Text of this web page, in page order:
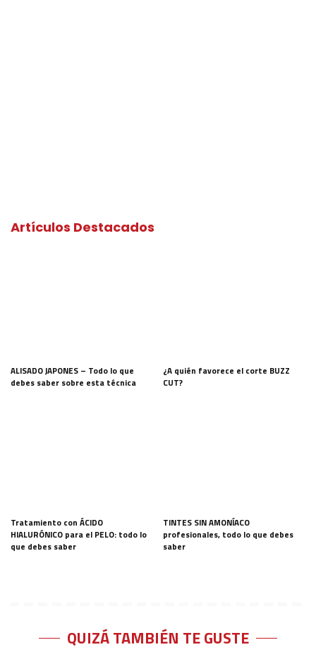
Artículos Destacados
ALISADO JAPONES – Todo lo que
debes saber sobre esta técnica
¿A quién favorece el corte BUZZ
CUT?
Tratamiento con ÁCIDO
HIALURÓNICO para el PELO: todo lo
que debes saber
TINTES SIN AMONÍACO
profesionales, todo lo que debes
saber
QUIZÁ TAMBIÉN TE GUSTE